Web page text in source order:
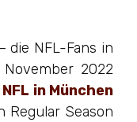
die NFL-Fans in
2022
NFL in München
Regular Season